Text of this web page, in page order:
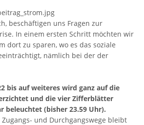
beschäftigen uns Fragen zur
In einem ersten Schritt möchten wir
dort zu sparen, wo es das soziale
nämlich bei der der
bis auf weiteres wird ganz auf die
und die vier Zifferblätter
beleuchtet (bisher 23.59 Uhr).
und Durchgangswege bleibt